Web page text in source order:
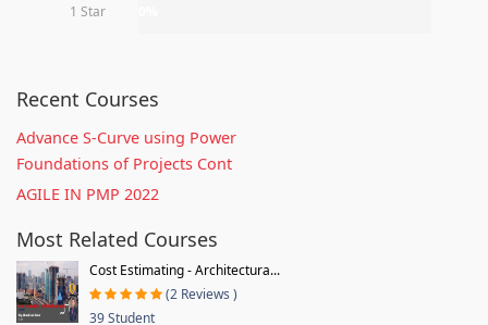
1 Star
Recent Courses
Advance S-Curve using Power
Foundations of Projects Cont
AGILE IN PMP 2022
Most Related Courses
Cost Estimating - Architectura...
(2 Reviews )
39 Student